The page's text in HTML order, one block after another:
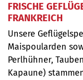
FRISCHE
FRANKREICH
Unsere
Maispoularden
Perlhühner,
Kapaune)